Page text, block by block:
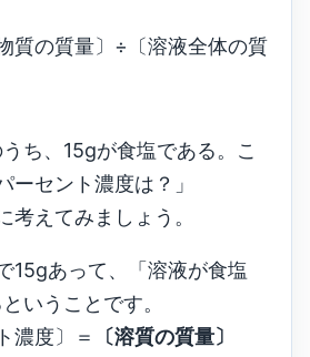
質の質量〕÷〔溶液全体の質
ち、15gが食塩である。こ
ーセント濃度は？」
考えてみましょう。
15gあって、「溶液が食塩
いうことです。
濃度〕＝
〔溶質の質量〕